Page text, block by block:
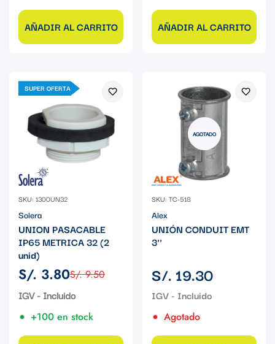
AÑADIR AL CARRITO AÑADIR AL CARRITO
SUPER OFERTA
SKU: 1300UN32
Solera
UNION PASACABLE
IP65 METRICA 32 (2
unid)
Precio
de
S/. 3.80
Precio
regular
S/. 9.50
IGV - Incluido
+100 en stock
AGOTADO
SKU: TC-518
Alex
UNIÓN CONDUIT EMT
3''
Precio
regular
S/. 19.30
Agotado